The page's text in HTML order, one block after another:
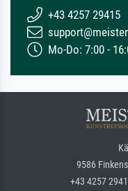
+43 4257 29415
Mo-Do: 7:00 -
9586
+43 4257